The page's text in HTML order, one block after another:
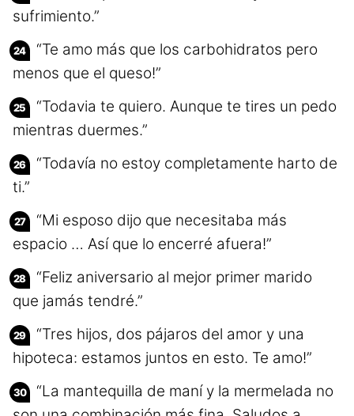
sufrimiento.”
“Te amo más que los carbohidratos pero
menos que el queso!”
“Todavia te quiero. Aunque te tires un pedo
mientras duermes.”
“Todavía no estoy completamente harto de
ti.”
“Mi esposo dijo que necesitaba más
espacio … Así que lo encerré afuera!”
“Feliz aniversario al mejor primer marido
que jamás tendré.”
“Tres hijos, dos pájaros del amor y una
hipoteca: estamos juntos en esto. Te amo!”
“La mantequilla de maní y la mermelada no